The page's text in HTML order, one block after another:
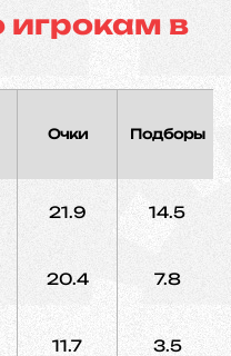
игрокам в
Очки Подборы
21.9 14.5
20.4 7.8
11.7 3.5